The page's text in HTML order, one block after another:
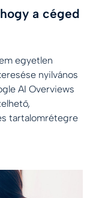
a céged
egyetlen
nyilvános
AI Overviews
tartalomrétegre